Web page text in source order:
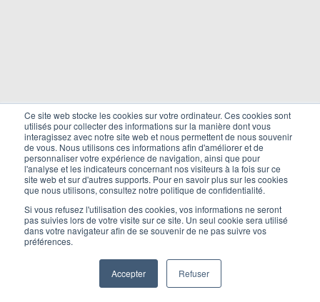
Ce site web stocke les cookies sur votre ordinateur. Ces cookies sont
utilisés pour collecter des informations sur la manière dont vous
interagissez avec notre site web et nous permettent de nous souvenir
de vous. Nous utilisons ces informations afin d'améliorer et de
personnaliser votre expérience de navigation, ainsi que pour
l'analyse et les indicateurs concernant nos visiteurs à la fois sur ce
site web et sur d'autres supports. Pour en savoir plus sur les cookies
que nous utilisons, consultez notre politique de confidentialité.
Si vous refusez l'utilisation des cookies, vos informations ne seront
pas suivies lors de votre visite sur ce site. Un seul cookie sera utilisé
dans votre navigateur afin de se souvenir de ne pas suivre vos
préférences.
Accepter Refuser